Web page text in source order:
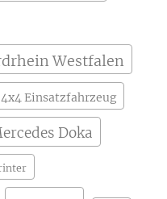
Westfalen
Einsatzfahrzeug
Doka